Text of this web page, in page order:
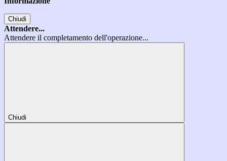
Chiudi
Attendere...
Attendere il completamento dell'operazione...
Chiudi